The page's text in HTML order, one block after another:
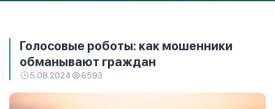
Голосовые роботы: как мошенники
обманывают граждан
5.08.2024 6593